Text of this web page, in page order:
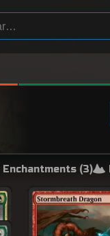
Enchantments (3)